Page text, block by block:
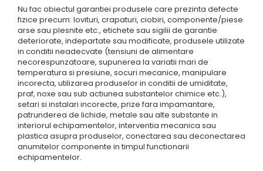
ROLE
KIT GARNITURI
BURDUF PROTECTIE
TELECOMANDA LIFT
MOTOARE ELECTRICE
ELECTRICE
POMPE HIDRAULICE
Pompe si motorase electrice
Cilindri hidraulici si burdufe
Bolturi, role si bucse
AMA
Electrice
Mecanice
Hidraulice
Pompa si motor electric
Role, bolturi si bucse
Burdufe si cilindri hidraulici
DHOLLANDIA
Curatenie si Ingrijire Camion
Presuri camion
Lazi camion
Lanturi de zapada
Cabluri pornire
Huse scaun camion
Scule camion
Stergatoare parbriz camion
Perdele camion
Nu fac obiectul garantiei produsele care prezinta defecte
fizice precum: lovituri, crapaturi, ciobiri, componente/piese
arse sau plesnite etc., etichete sau sigilii de garantie
deteriorate, indepartate sau modificate, produsele utilizate
in conditii neadecvate (tensiuni de alimentare
necorespunzatoare, supunerea la variatii mari de
temperatura si presiune, socuri mecanice, manipulare
incorecta, utilizarea produselor in conditii de umiditate,
praf, noxe sau sub actiunea substantelor chimice etc.),
setari si instalari incorecte, prize fara impamantare,
patrunderea de lichide, metale sau alte substante in
interiorul echipamentelor, interventia mecanica sau
plastica asupra produselor, conectarea sau deconectarea
anumitelor componente in timpul functionarii
echipamentelor.